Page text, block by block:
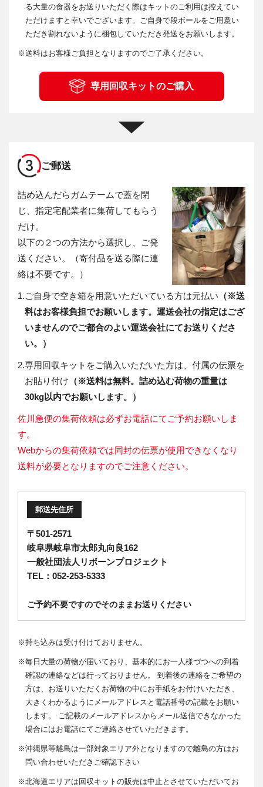
る大量の食器をお送りいただく際はキットのご利用は控えてい
ただけますと幸いでございます。ご自身で段ボールをご用意い
ただき割れないように梱包していただき発送をお願いします。
※送料はお客様ご負担となりますのでご了承ください。
専用回収キットのご購入
3 ご郵送
詰め込んだらガムテームで蓋を閉
じ、指定宅配業者に集荷してもらう
だけ。
以下の２つの方法から選択し、ご発
送ください。（寄付品を送る際に連
絡は不要です。）
1.ご自身で空き箱を用意いただいている方は元払い （※送
料はお客様負担でお願いします。運送会社の指定はござ
いませんのでご都合のよい運送会社にてお送りくださ
い。）
2.専用回収キットをご購入いただいた方は、付属の伝票を
お貼り付け （※送料は無料。詰め込む荷物の重量は
30kg以内でお願いします。）
佐川急便の集荷依頼は必ずお電話にてご予約お願いしま
す。
Webからの集荷依頼では同封の伝票が使用できなくなり
送料が必要となりますのでご注意ください。
郵送先住所
〒501-2571
岐阜県岐阜市太郎丸向良162
一般社団法人リボーンプロジェクト
TEL：052-253-5333
ご予約不要ですのでそのままお送りください
※持ち込みは受け付けておりません。
※毎日大量の荷物が届いており、基本的にお一人様づつへの到着
確認の連絡などは行っておりません。 到着後の連絡をご希望の
方は、お送りいただくお荷物の中にお手紙をお付けいただき、
大きくわかるようにメールアドレスと電話番号の記載をお願い
します。 ご記載のメールアドレスからメール送信できなかった
場合にはお電話にてご連絡させていただきます。
※沖縄県等離島は一部対象エリア外となりますので離島の方はお
問い合わせいただきご確認下さい
※北海道エリアは回収キットの販売は中止とさせていただいてお